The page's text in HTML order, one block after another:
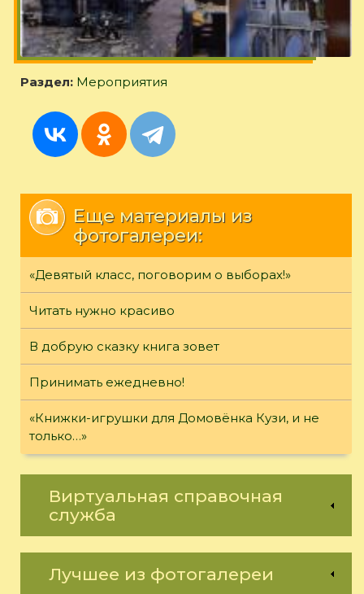
Раздел: Мероприятия
Еще материалы из
фотогалереи:
«Девятый класс, поговорим о выборах!»
Читать нужно красиво
В добрую сказку книга зовет
Принимать ежедневно!
«Книжки-игрушки для Домовёнка Кузи, и не
только…»
Виртуальная справочная
служба
Лучшее из фотогалереи